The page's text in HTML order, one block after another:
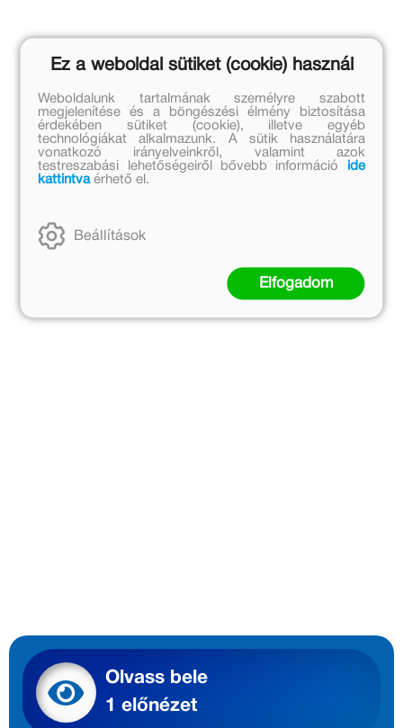
Olvass bele
1 előnézet
Ez a weboldal sütiket (cookie) használ
Weboldalunk tartalmának személyre szabott
megjelenítése és a böngészési élmény biztosítása
érdekében sütiket (cookie), illetve egyéb
technológiákat alkalmazunk. A sütik használatára
vonatkozó irányelveinkről, valamint azok
testreszabási lehetőségeiről bővebb információ
ide
kattintvaérhető el.
Beállítások
Elfogadom